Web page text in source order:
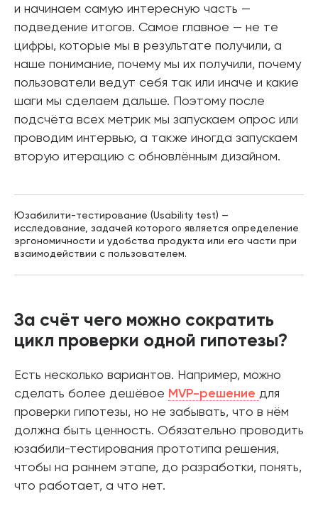
и начинаем самую интересную часть —
подведение итогов. Самое главное — не те
цифры, которые мы в результате получили, а
наше понимание, почему мы их получили, почему
пользователи ведут себя так или иначе и какие
шаги мы сделаем дальше. Поэтому после
подсчёта всех метрик мы запускаем опрос или
проводим интервью, а также иногда запускаем
вторую итерацию с обновлённым дизайном.
Юзабилити-тестирование (Usability test) —
исследование, задачей которого является определение
эргономичности и удобства продукта или его части при
взаимодействии с пользователем.
За счёт чего можно сократить
цикл проверки одной гипотезы?
Есть несколько вариантов. Например, можно
сделать более дешёвое MVP-решение для
проверки гипотезы, но не забывать, что в нём
должна быть ценность. Обязательно проводить
юзабили-тестирования прототипа решения,
чтобы на раннем этапе, до разработки, понять,
что работает, а что нет.